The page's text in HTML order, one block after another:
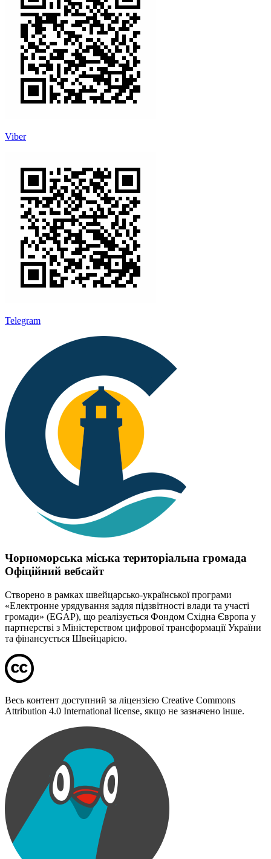
Viber
Telegram
Чорноморська міська територіальна громада
Офіційний вебсайт
Створено в рамках швейцарсько-української програми
«Електронне урядування задля підзвітності влади та участі
громади» (EGAP), що реалізується Фондом Східна Європа у
партнерстві з Міністерством цифрової трансформації України
та фінансується Швейцарією.
Весь контент доступний за ліцензією Creative Commons
Attribution 4.0 International license, якщо не зазначено інше.